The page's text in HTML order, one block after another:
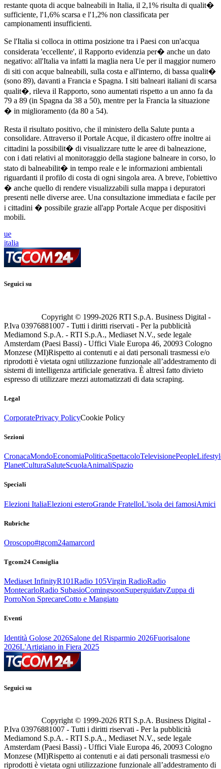
restante quota di acque balneabili in Italia, il 2,1% risulta di qualit�
sufficiente, l'1,6% scarsa e l'1,2% non classificata per
campionamenti insufficienti.
Se l'Italia si colloca in ottima posizione tra i Paesi con un'acqua
considerata 'eccellente', il Rapporto evidenzia per� anche un dato
negativo: all'Italia va infatti la maglia nera Ue per il maggior numero
di siti con acque balneabili, sulla costa e all'interno, di bassa qualit�
(sono 89), davanti a Francia e Spagna. I siti balneari italiani di scarsa
qualit�, rileva il Rapporto, sono aumentati rispetto a un anno fa da
79 a 89 (in Spagna da 38 a 50), mentre per la Francia la situazione
� in miglioramento (da 80 a 54).
Resta il risultato positivo, che il ministero della Salute punta a
consolidare. Attraverso il Portale Acque, il dicastero offre inoltre ai
cittadini la possibilit� di visualizzare tutte le aree di balneazione,
con i dati relativi al monitoraggio della stagione balneare in corso, lo
stato di balneabilit� in tempo reale e le informazioni ambientali
riguardanti il profilo di costa di ogni singola area. A breve, l'obiettivo
� anche quello di rendere visualizzabili sulla mappa i depuratori
presenti nelle diverse aree. Una consultazione immediata e facile per
i cittadini � possibile grazie all'app Portale Acque per dispositivi
mobili.
ue
italia
Seguici su
Copyright © 1999-2026 RTI S.p.A. Business Digital -
P.Iva 03976881007 - Tutti i diritti riservati - Per la pubblicità
Mediamond S.p.A. - RTI S.p.A., Mediaset N.V., sede legale
Amsterdam (Paesi Bassi) - Uffici Viale Europa 46, 20093 Cologno
Monzese (MI)Rispetto ai contenuti e ai dati personali trasmessi e/o
riprodotti è vietata ogni utilizzazione funzionale all’addestramento di
sistemi di intelligenza artificiale generativa. È altresì fatto divieto
espresso di utilizzare mezzi automatizzati di data scraping.
Legal
CorporatePrivacy PolicyCookie Policy
Sezioni
CronacaMondoEconomiaPoliticaSpettacoloTelevisionePeople
PlanetCulturaSaluteScuolaAnimaliSpazio
Speciali
Elezioni ItaliaElezioni esteroGrande FratelloL'isola dei famosiAmici
Rubriche
Oroscopo#tgcom24amarcord
Tgcom24 Consiglia
Mediaset InfinityR101Radio 105Virgin RadioRadio
MontecarloRadio SubasioComingsoonSuperguidatvZuppa di
PorroNon SprecareCotto e Mangiato
Eventi
Identità Golose 2026Salone del Risparmio 2026Fuorisalone
2026L'Artigiano in Fiera 2025
Seguici su
Copyright © 1999-2026 RTI S.p.A. Business Digital -
P.Iva 03976881007 - Tutti i diritti riservati - Per la pubblicità
Mediamond S.p.A. - RTI S.p.A., Mediaset N.V., sede legale
Amsterdam (Paesi Bassi) - Uffici Viale Europa 46, 20093 Cologno
Monzese (MI)Rispetto ai contenuti e ai dati personali trasmessi e/o
riprodotti è vietata ogni utilizzazione funzionale all’addestramento di